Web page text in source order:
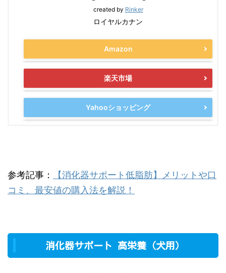
created by Rinker
ロイヤルカナン
Amazon
楽天市場
Yahooショッピング
参考記事：
【消化器サポート低脂肪】メリットや口
コミ、最安値の購入法を解説！
消化器サポート 高栄養（犬用）